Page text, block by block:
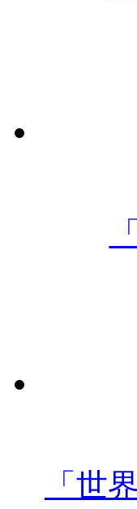
「世